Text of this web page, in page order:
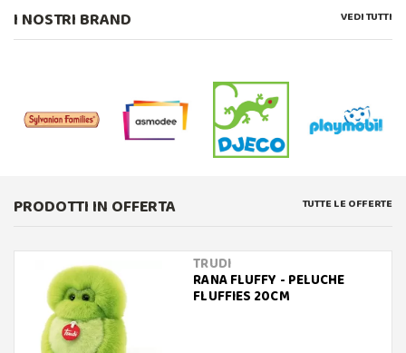
I NOSTRI BRAND VEDI TUTTI
PRODOTTI IN OFFERTA TUTTE LE OFFERTE
TRUDI
RANA FLUFFY - PELUCHE
FLUFFIES 20CM